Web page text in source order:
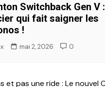
Switchback Gen V :
qui fait saigner les
!
mai 2, 2026 0